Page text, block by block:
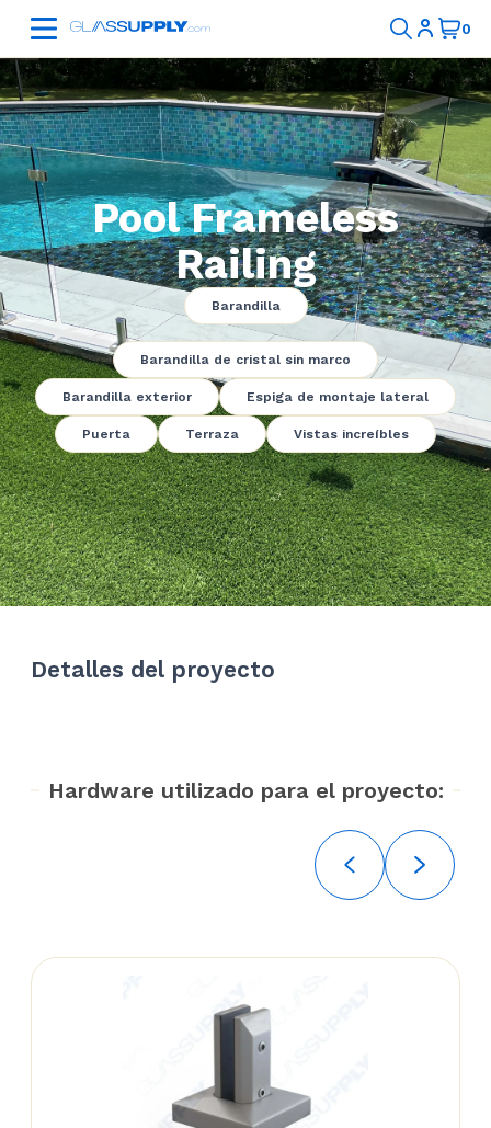
Pool Frameless
Railing
Barandilla
Barandilla de cristal sin marco
Barandilla exterior Espiga de montaje lateral
Puerta Terraza Vistas increíbles
Detalles del proyecto
Hardware utilizado para el proyecto: